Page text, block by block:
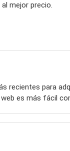
mejor precio.
recientes para
es más fácil